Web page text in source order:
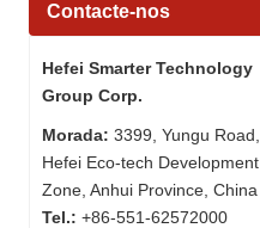
Contacte-nos
Hefei Smarter Technology
Group Corp.
Morada: 3399, Yungu Road,
Hefei Eco-tech Development
Zone, Anhui Province, China
Tel.: +86-551-62572000